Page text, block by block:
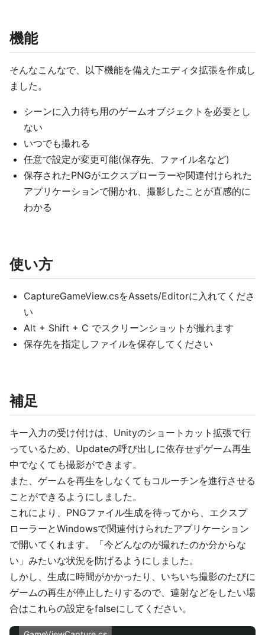
機能
そんなこんなで、以下機能を備えたエディタ拡張を作成し
ました。
シーンに入力待ち用のゲームオブジェクトを必要とし
ない
いつでも撮れる
任意で設定が変更可能(保存先、ファイル名など)
保存されたPNGがエクスプローラーや関連付けられた
アプリケーションで開かれ、撮影したことが直感的に
わかる
使い方
CaptureGameView.csをAssets/Editorに入れてくださ
い
Alt + Shift + C でスクリーンショットが撮れます
保存先を指定しファイルを保存してください
補足
キー入力の受け付けは、Unityのショートカット拡張で行
っているため、Updateの呼び出しに依存せずゲーム再生
中でなくても撮影ができます。
また、ゲームを再生をしなくてもコルーチンを進行させる
ことができるようにしました。
これにより、PNGファイル生成を待ってから、エクスプ
ローラーとWindowsで関連付けられたアプリケーション
で開いてくれます。「今どんなのが撮れたのか分からな
い」みたいな状況を防げるようにしました。
しかし、生成に時間がかかったり、いちいち撮影のたびに
ゲームの再生が停止したりするので、連射などをしたい場
合はこれらの設定をfalseにしてください。